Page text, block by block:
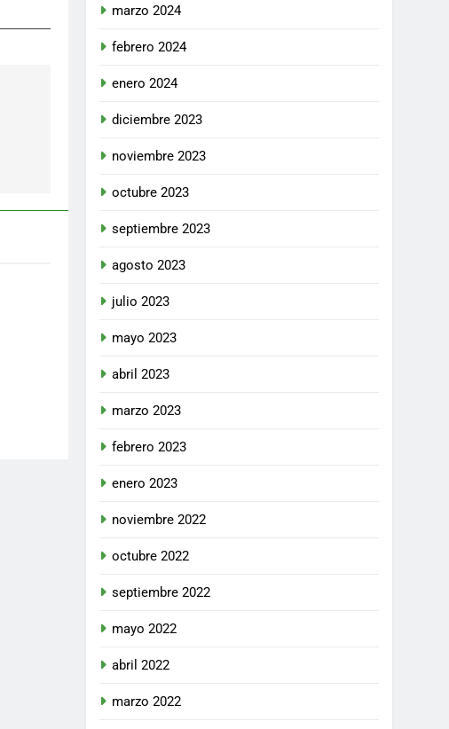
determinaciones
marzo 2024
febrero 2024
enero 2024
diciembre 2023
noviembre 2023
octubre 2023
septiembre 2023
agosto 2023
julio 2023
mayo 2023
abril 2023
marzo 2023
febrero 2023
enero 2023
noviembre 2022
octubre 2022
septiembre 2022
mayo 2022
abril 2022
marzo 2022